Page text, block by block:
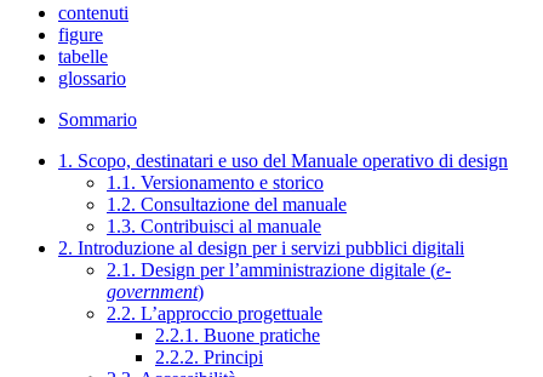
contenuti
figure
tabelle
glossario
Sommario
1. Scopo, destinatari e uso del Manuale operativo di design
1.1. Versionamento e storico
1.2. Consultazione del manuale
1.3. Contribuisci al manuale
2. Introduzione al design per i servizi pubblici digitali
2.1. Design per l’amministrazione digitale (e-
government)
2.2. L’approccio progettuale
2.2.1. Buone pratiche
2.2.2. Principi